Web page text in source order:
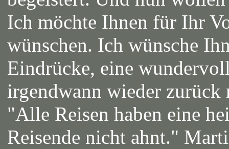
Ich möchte Ihnen für Ihr
wünschen. Ich wünsche
Eindrücke, eine
irgendwann wieder zurück
"Alle Reisen haben eine
Reisende nicht ahnt."